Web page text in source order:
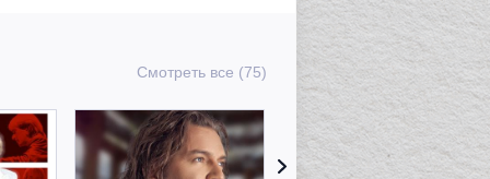
Смотреть все (75)